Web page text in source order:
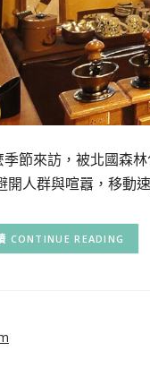
季節來訪，被北國森
開人群與喧囂，移動
CONTINUE READING